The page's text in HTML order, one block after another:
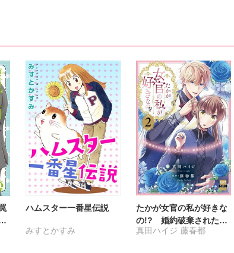
ハムスター一番星伝説
みすとかすみ
たかが女官の私が好きな
の!? 婚約破棄された姫
様を差し置いて、結婚な
真田ハイジ 藤春都